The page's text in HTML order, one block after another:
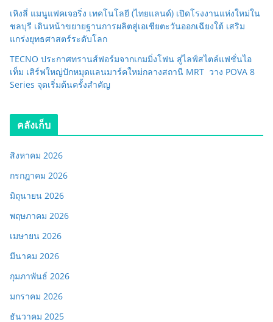
เหิงลี่ แมนูแฟคเจอริ่ง เทคโนโลยี (ไทยแลนด์) เปิดโรงงานแห่งใหม่ใน
ชลบุรี เดินหน้าขยายฐานการผลิตสู่เอเชียตะวันออกเฉียงใต้ เสริม
แกร่งยุทธศาสตร์ระดับโลก
TECNO ประกาศทรานส์ฟอร์มจากเกมมิ่งโฟน สู่ไลฟ์สไตล์แฟชั่นไอ
เท็ม เสิร์ฟใหญ่ปักหมุดแลนมาร์คใหม่กลางสถานี MRT วาง POVA 8
Series จุดเริ่มต้นครั้งสำคัญ
คลังเก็บ
สิงหาคม 2026
กรกฎาคม 2026
มิถุนายน 2026
พฤษภาคม 2026
เมษายน 2026
มีนาคม 2026
กุมภาพันธ์ 2026
มกราคม 2026
ธันวาคม 2025